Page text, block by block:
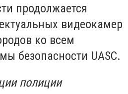
продолжается
видеокамер
ко всем
безопасности UASC.
полиции